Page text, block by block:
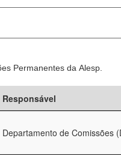
Permanentes da Alesp.
Responsável
Departamento de Comissões